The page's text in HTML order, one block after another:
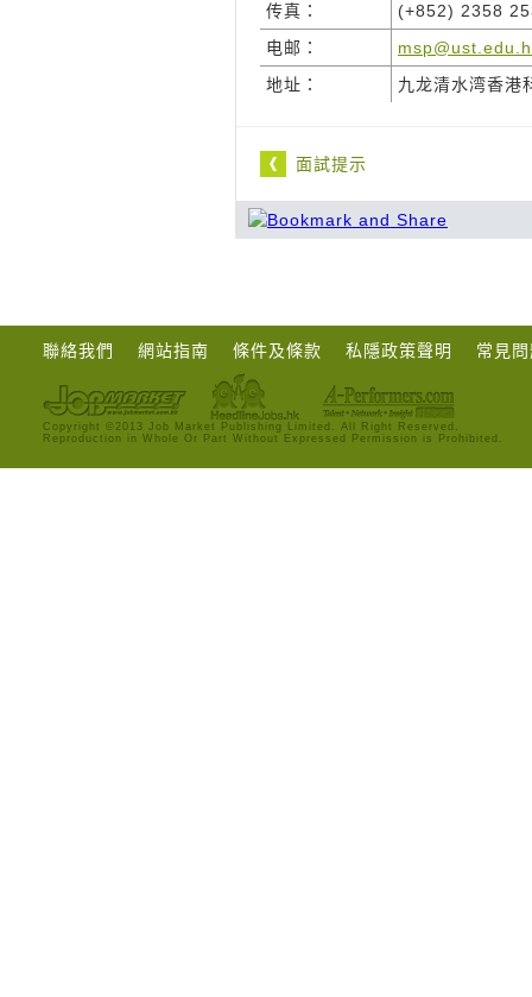
传真：
(+852) 2358
电邮：
地址：
九龙清水湾香港
面試提示
聯絡我們 網站指南 條件及條款 私隱政策聲明 常見
Copyright ©2013 Job Market Publishing Limited. All Right Reserved.
Reproduction in Whole Or Part Without Expressed Permission is Prohibited.